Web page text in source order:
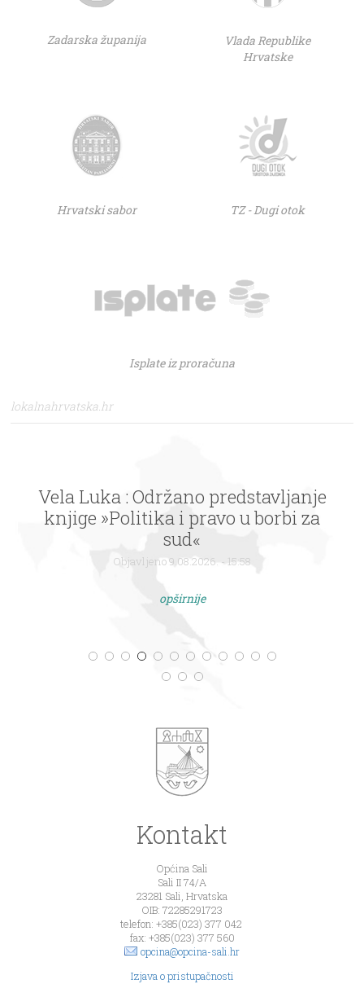
Zadarska županija
Vlada Republike
Hrvatske
Hrvatski sabor TZ - Dugi otok
Isplate iz proračuna
lokalnahrvatska.hr
Vela Luka : Održano predstavljanje
knjige »Politika i pravo u borbi za
sud«
Objavljeno 9.08.2026. - 15:58
opširnije
Kontakt
Općina Sali
Sali II 74/A
23281 Sali, Hrvatska
OIB: 72285291723
telefon: +385(023) 377 042
fax: +385(023) 377 560
opcina@opcina-sali.hr
Izjava o pristupačnosti